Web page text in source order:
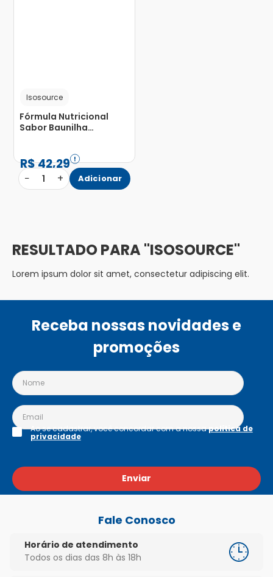
Isosource
Fórmula Nutricional
Sabor Baunilha
R$42,29
− 1 + Adicionar
ISOSOURCE
Lorem ipsum dolor sit amet, consectetur adipiscing elit.
Receba nossas novidades e
promoções
Enviar
Ao se cadastrar, você concordar com a nossapolítica de
privacidade
Fale Conosco
Horário de atendimento
Todos os dias das 8h às 18h